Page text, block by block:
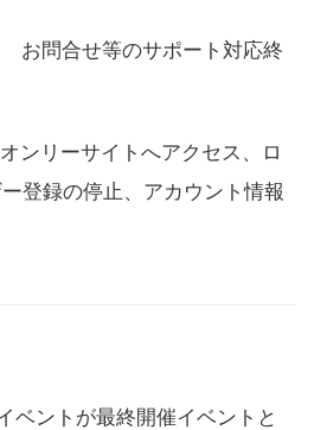
お問合せ等のサポート対応終
ンリーサイトへアクセス、ロ
登録の停止、アカウント情報
ベントが最終開催イベントと